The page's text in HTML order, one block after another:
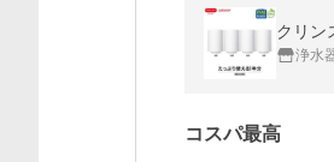
クリン
浄水
コスパ最高